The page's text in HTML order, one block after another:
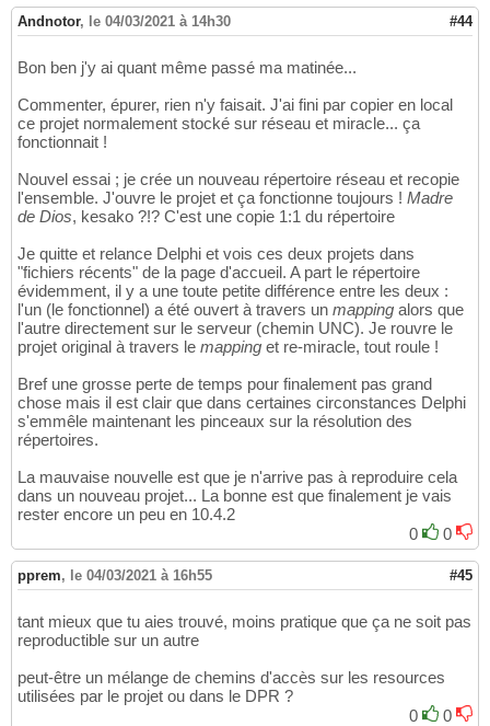
Andnotor, le 04/03/2021 à 14h30 #44
Bon ben j'y ai quant même passé ma matinée...
Commenter, épurer, rien n'y faisait. J'ai fini par copier en local
ce projet normalement stocké sur réseau et miracle... ça
fonctionnait !
Nouvel essai ; je crée un nouveau répertoire réseau et recopie
l'ensemble. J'ouvre le projet et ça fonctionne toujours ! Madre
de Dios, kesako ?!? C'est une copie 1:1 du répertoire
Je quitte et relance Delphi et vois ces deux projets dans
"fichiers récents" de la page d'accueil. A part le répertoire
évidemment, il y a une toute petite différence entre les deux :
l'un (le fonctionnel) a été ouvert à travers un mapping alors que
l'autre directement sur le serveur (chemin UNC). Je rouvre le
projet original à travers le mapping et re-miracle, tout roule !
Bref une grosse perte de temps pour finalement pas grand
chose mais il est clair que dans certaines circonstances Delphi
s'emmêle maintenant les pinceaux sur la résolution des
répertoires.
La mauvaise nouvelle est que je n'arrive pas à reproduire cela
dans un nouveau projet... La bonne est que finalement je vais
rester encore un peu en 10.4.2
0
0
pprem, le 04/03/2021 à 16h55 #45
tant mieux que tu aies trouvé, moins pratique que ça ne soit pas
reproductible sur un autre
peut-être un mélange de chemins d'accès sur les resources
utilisées par le projet ou dans le DPR ?
0
0